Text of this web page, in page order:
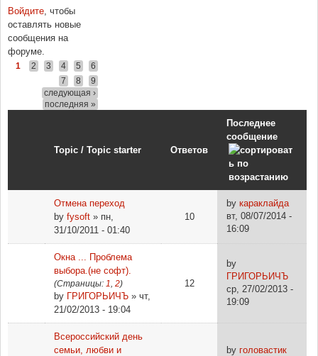
Войдите, чтобы
оставлять новые
сообщения на
форуме.
Страницы
1 2 3 4 5
6
7
8
9
следующая ›
последняя »
Topic / Topic starter Ответов
Последнее
сообщение
Отмена переход
by fysoft » пн,
31/10/2011 - 01:40
10
by караклайда
вт, 08/07/2014 -
16:09
Окна ... Проблема
выбора.(не софт).
(Страницы: 1 2)
by ГРИГОРЬИЧЪ » чт,
21/02/2013 - 19:04
12
by
ГРИГОРЬИЧЪ
ср, 27/02/2013 -
19:09
Всероссийский день
семьи, любви и
by головастик